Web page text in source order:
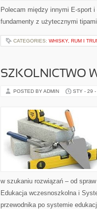
Polecam między innymi E-sport
fundamenty z użytecznymi
CATEGORIES: WHISKY, RUM I
SZKOLNICTWO
POSTED BY ADMIN STY - 29 -
w szukaniu rozwiązań – od
Edukacja wczesnoszkolna i
przewodnika po systemie